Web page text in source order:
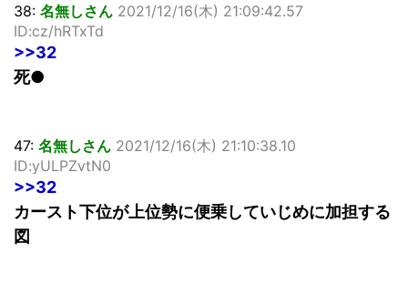
38: 名無しさん 2021/12/16(木) 21:09:42.57
ID:cz/hRTxTd
>>32
死●
47: 名無しさん 2021/12/16(木) 21:10:38.10
ID:yULPZvtN0
>>32
カースト下位が上位勢に便乗していじめに加担する
図